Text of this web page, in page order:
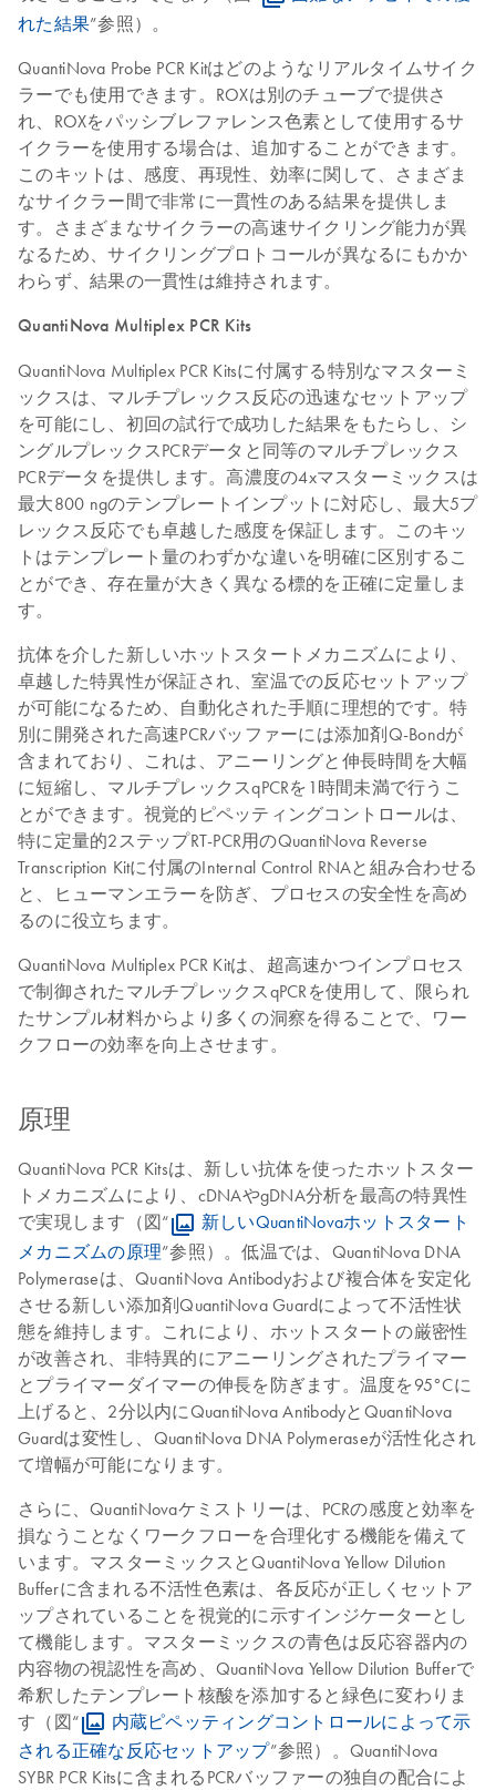
れた結果”参照）。
QuantiNova Probe PCR Kitはどのようなリアルタイムサイク
ラーでも使用できます。ROXは別のチューブで提供さ
れ、ROXをパッシブレファレンス色素として使用するサ
イクラーを使用する場合は、追加することができます。
このキットは、感度、再現性、効率に関して、さまざま
なサイクラー間で非常に一貫性のある結果を提供しま
す。さまざまなサイクラーの高速サイクリング能力が異
なるため、サイクリングプロトコールが異なるにもかか
わらず、結果の一貫性は維持されます。
QuantiNova Multiplex PCR Kits
QuantiNova Multiplex PCR Kitsに付属する特別なマスターミ
ックスは、マルチプレックス反応の迅速なセットアップ
を可能にし、初回の試行で成功した結果をもたらし、シ
ングルプレックスPCRデータと同等のマルチプレックス
PCRデータを提供します。高濃度の4xマスターミックスは
最大800 ngのテンプレートインプットに対応し、最大5プ
レックス反応でも卓越した感度を保証します。このキッ
トはテンプレート量のわずかな違いを明確に区別するこ
とができ、存在量が大きく異なる標的を正確に定量しま
す。
抗体を介した新しいホットスタートメカニズムにより、
卓越した特異性が保証され、室温での反応セットアップ
が可能になるため、自動化された手順に理想的です。特
別に開発された高速PCRバッファーには添加剤Q-Bondが
含まれており、これは、アニーリングと伸長時間を大幅
に短縮し、マルチプレックスqPCRを1時間未満で行うこ
とができます。視覚的ピペッティングコントロールは、
特に定量的2ステップRT-PCR用のQuantiNova Reverse
Transcription Kitに付属のInternal Control RNAと組み合わせる
と、ヒューマンエラーを防ぎ、プロセスの安全性を高め
るのに役立ちます。
QuantiNova Multiplex PCR Kitは、超高速かつインプロセス
で制御されたマルチプレックスqPCRを使用して、限られ
たサンプル材料からより多くの洞察を得ることで、ワー
クフローの効率を向上させます。
原理
QuantiNova PCR Kitsは、新しい抗体を使ったホットスター
トメカニズムにより、cDNAやgDNA分析を最高の特異性
で実現します（図“
新しいQuantiNovaホットスタート
メカニズムの原理”参照）。低温では、QuantiNova DNA
Polymeraseは、QuantiNova Antibodyおよび複合体を安定化
させる新しい添加剤QuantiNova Guardによって不活性状
態を維持します。これにより、ホットスタートの厳密性
が改善され、非特異的にアニーリングされたプライマー
とプライマーダイマーの伸長を防ぎます。温度を95°Cに
上げると、2分以内にQuantiNova AntibodyとQuantiNova
Guardは変性し、QuantiNova DNA Polymeraseが活性化され
て増幅が可能になります。
さらに、QuantiNovaケミストリーは、PCRの感度と効率を
損なうことなくワークフローを合理化する機能を備えて
います。マスターミックスとQuantiNova Yellow Dilution
Bufferに含まれる不活性色素は、各反応が正しくセットア
ップされていることを視覚的に示すインジケーターとし
て機能します。マスターミックスの青色は反応容器内の
内容物の視認性を高め、QuantiNova Yellow Dilution Bufferで
希釈したテンプレート核酸を添加すると緑色に変わりま
す（図“
内蔵ピペッティングコントロールによって示
される正確な反応セットアップ”参照）。QuantiNova
SYBR PCR Kitsに含まれるPCRバッファーの独自の配合によ